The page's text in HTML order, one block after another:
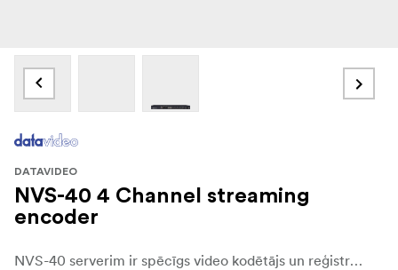
DATAVIDEO
NVS-40 4 Channel streaming
encoder
NVS-40 serverim ir spēcīgs video kodētājs un reģistrators, ar iespējām tiešraidē straumēt uz iecienītāko platformu un tajā pašā laikā ierakstīt galveno video failu atbalstītajos SSD diskos.